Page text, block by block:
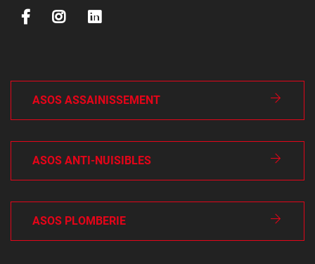
ASOS ASSAINISSEMENT
ASOS ANTI-NUISIBLES
ASOS PLOMBERIE